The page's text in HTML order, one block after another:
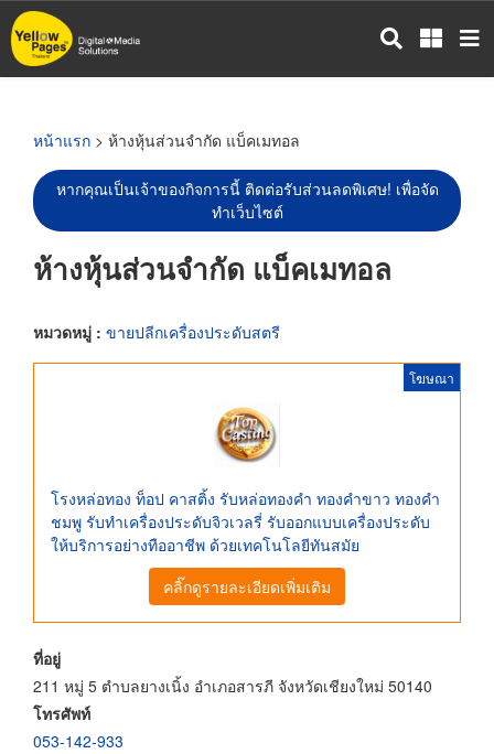
ข้าม
ไป
หน้าแรก > ห้างหุ้นส่วนจำกัด แบ็คเมทอล
หากคุณเป็นเจ้าของกิจการนี้ ติดต่อรับส่วนลดพิเศษ! เพื่อจัด
ทำเว็บไซต์
ห้างหุ้นส่วนจำกัด แบ็คเมทอล
หมวดหมู่ : ขายปลีกเครื่องประดับสตรี
โฆษณา
โรงหล่อทอง ท็อป คาสติ้ง รับหล่อทองคำ ทองคำขาว ทองคำ
ชมพู รับทำเครื่องประดับจิวเวลรี่ รับออกแบบเครื่องประดับ
ให้บริการอย่างทืออาชีพ ด้วยเทคโนโลยีทันสมัย
คลิ๊กดูรายละเอียดเพิ่มเติม
ที่อยู่
211 หมู่ 5 ตำบลยางเนิ้ง อำเภอสารภี จังหวัดเชียงใหม่ 50140
โทรศัพท์
053-142-933